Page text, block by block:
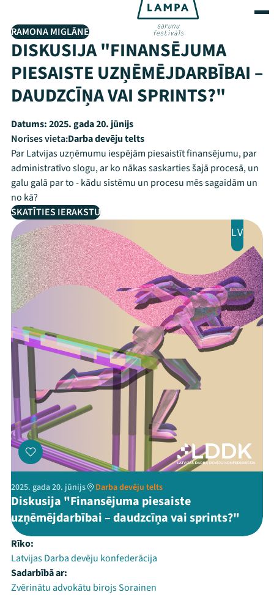
RAMONA MIGLĀNE
DISKUSIJA "FINANSĒJUMA
PIESAISTE UZŅĒMĒJDARBĪBAI –
DAUDZCĪŅA VAI SPRINTS?"
Datums:2025. gada 20. jūnijs
Norises vieta:Darba devēju telts
Par Latvijas uzņēmumu iespējām piesaistīt finansējumu, par
administratīvo slogu, ar ko nākas saskarties šajā procesā, un
galu galā par to - kādu sistēmu un procesu mēs sagaidām un
no kā?
SKATĪTIES IERAKSTU
LV
2025. gada 20. jūnijs Darba devēju telts
Diskusija "Finansējuma piesaiste
uzņēmējdarbībai – daudzcīņa vai sprints?"
Rīko:
Latvijas Darba devēju konfederācija
Sadarbībā ar:
Zvērinātu advokātu birojs Sorainen